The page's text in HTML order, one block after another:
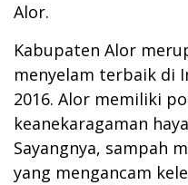
Alor.
Kabupaten Alor
menyelam terbaik di
2016. Alor memiliki
keanekaragaman
Sayangnya, sampah
yang mengancam